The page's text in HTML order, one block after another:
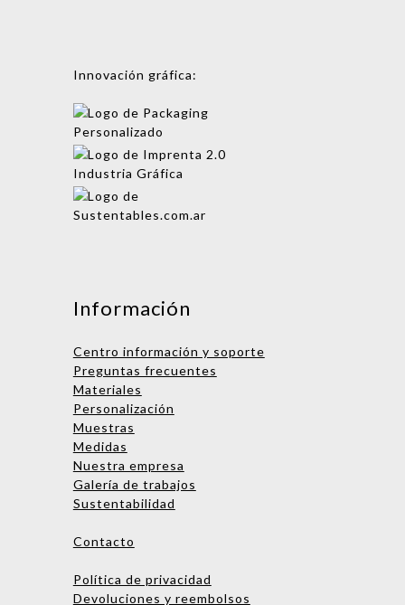
Innovación gráfica:
Información
Centro información y soporte
Preguntas frecuentes
Materiales
Personalización
Muestras
Medidas
Nuestra empresa
Galería de trabajos
Sustentabilidad
Contacto
Política de privacidad
Devoluciones y reembolsos
Nombre
Empresa
Teléfono